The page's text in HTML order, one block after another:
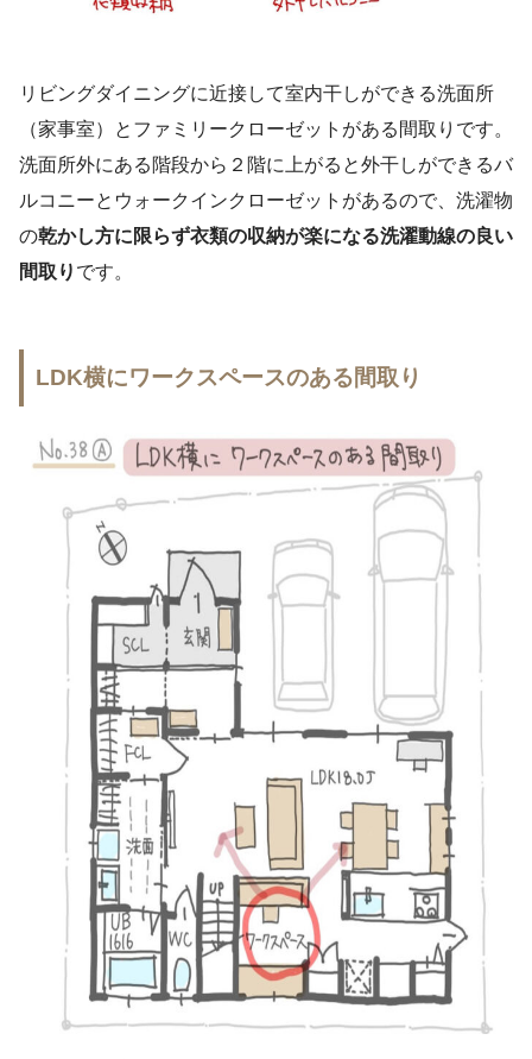
リビングダイニングに近接して室内干しができる洗面所
（家事室）とファミリークローゼットがある間取りです。
洗面所外にある階段から２階に上がると外干しができるバ
ルコニーとウォークインクローゼットがあるので、洗濯物
の乾かし方に限らず衣類の収納が楽になる洗濯動線の良い
間取り です。
LDK横にワークスペースのある間取り